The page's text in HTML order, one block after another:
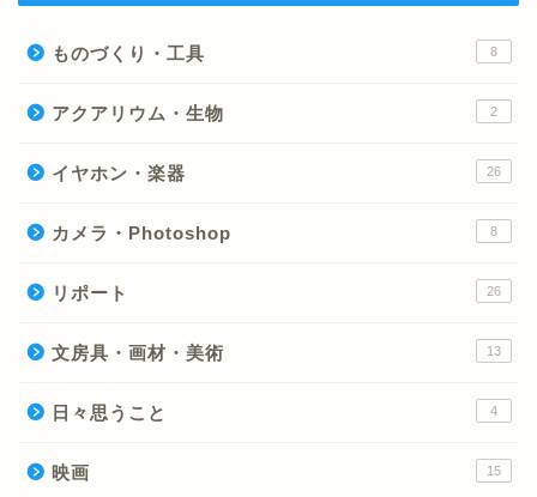
ものづくり・工具 8
アクアリウム・生物 2
イヤホン・楽器 26
カメラ・Photoshop 8
リポート 26
文房具・画材・美術 13
日々思うこと 4
映画 15